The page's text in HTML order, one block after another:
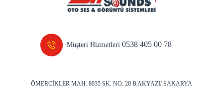
Müşteri Hizmetleri0538 405 00 78
ÖMERCİKLER MAH. 8035 SK. NO: 20 B AKYAZI/ SAKARYA